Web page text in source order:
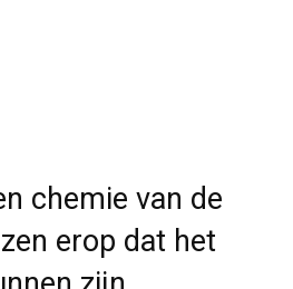
chemie van de
erop dat het